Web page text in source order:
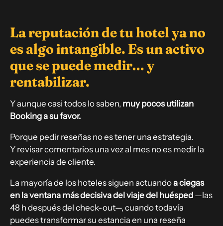
La reputación de tu hotel ya no
es algo intangible. Es un activo
que se puede medir… y
rentabilizar.
Y aunque casi todos lo saben, muy pocos utilizan
Booking a su favor.
Porque pedir reseñas no es tener una estrategia.
Y revisar comentarios una vez al mes no es medir la
experiencia de cliente.
La mayoría de los hoteles siguen actuandoa ciegas
en la ventana más decisiva del viaje del huésped —las
48 h después del check-out—, cuando todavía
puedes transformar su estancia en una reseña